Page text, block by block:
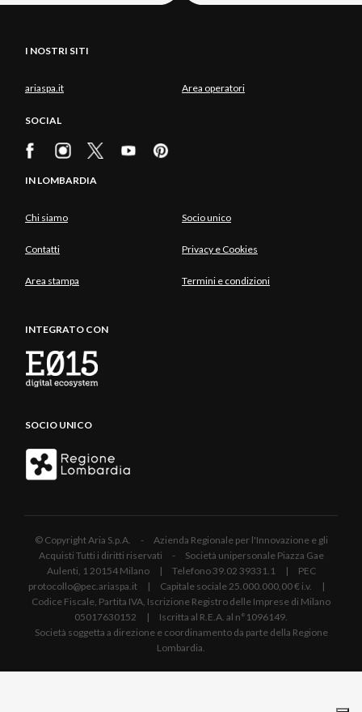
I NOSTRI SITI
ariaspa.it Area operatori
SOCIAL
IN LOMBARDIA
Chi siamo Socio unico
Contatti Privacy e Cookies
Area stampa Termini e condizioni
INTEGRATO CON
SOCIO UNICO
© Copyright Aria S.p.A. - Azienda Regionale per l'Innovazione e gli
Acquisti Tutti i diritti riservati - Società unipersonale Piazza Gae
Aulenti, 1 20154 Milano | Telefono 39.02 39331.1 | PEC
protocollo@pec.ariaspa.it | Capitale sociale 25.000.000,00 € i.v. |
Codice Fiscale, Partita IVA, Iscrizione Registro delle Imprese di Milano
05017630152 | Iscritta al R.E.A. al n°1096149.
Società soggetta a direzione e coordinamento da parte della Regione
Lombardia.